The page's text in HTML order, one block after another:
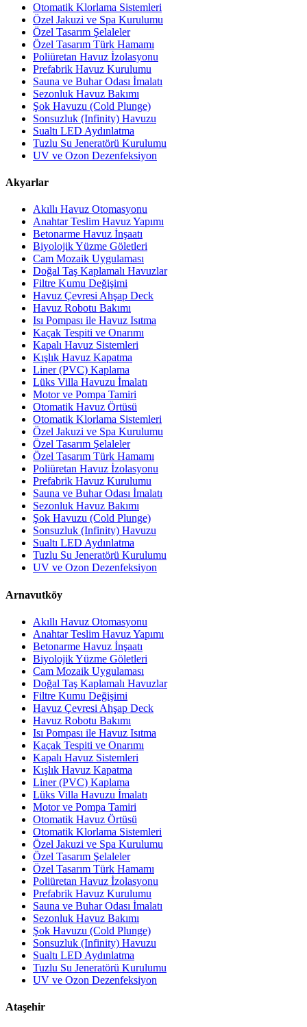
Otomatik Klorlama Sistemleri
Özel Jakuzi ve Spa Kurulumu
Özel Tasarım Şelaleler
Özel Tasarım Türk Hamamı
Poliüretan Havuz İzolasyonu
Prefabrik Havuz Kurulumu
Sauna ve Buhar Odası İmalatı
Sezonluk Havuz Bakımı
Şok Havuzu (Cold Plunge)
Sonsuzluk (Infinity) Havuzu
Sualtı LED Aydınlatma
Tuzlu Su Jeneratörü Kurulumu
UV ve Ozon Dezenfeksiyon
Akyarlar
Akıllı Havuz Otomasyonu
Anahtar Teslim Havuz Yapımı
Betonarme Havuz İnşaatı
Biyolojik Yüzme Göletleri
Cam Mozaik Uygulaması
Doğal Taş Kaplamalı Havuzlar
Filtre Kumu Değişimi
Havuz Çevresi Ahşap Deck
Havuz Robotu Bakımı
Isı Pompası ile Havuz Isıtma
Kaçak Tespiti ve Onarımı
Kapalı Havuz Sistemleri
Kışlık Havuz Kapatma
Liner (PVC) Kaplama
Lüks Villa Havuzu İmalatı
Motor ve Pompa Tamiri
Otomatik Havuz Örtüsü
Otomatik Klorlama Sistemleri
Özel Jakuzi ve Spa Kurulumu
Özel Tasarım Şelaleler
Özel Tasarım Türk Hamamı
Poliüretan Havuz İzolasyonu
Prefabrik Havuz Kurulumu
Sauna ve Buhar Odası İmalatı
Sezonluk Havuz Bakımı
Şok Havuzu (Cold Plunge)
Sonsuzluk (Infinity) Havuzu
Sualtı LED Aydınlatma
Tuzlu Su Jeneratörü Kurulumu
UV ve Ozon Dezenfeksiyon
Arnavutköy
Akıllı Havuz Otomasyonu
Anahtar Teslim Havuz Yapımı
Betonarme Havuz İnşaatı
Biyolojik Yüzme Göletleri
Cam Mozaik Uygulaması
Doğal Taş Kaplamalı Havuzlar
Filtre Kumu Değişimi
Havuz Çevresi Ahşap Deck
Havuz Robotu Bakımı
Isı Pompası ile Havuz Isıtma
Kaçak Tespiti ve Onarımı
Kapalı Havuz Sistemleri
Kışlık Havuz Kapatma
Liner (PVC) Kaplama
Lüks Villa Havuzu İmalatı
Motor ve Pompa Tamiri
Otomatik Havuz Örtüsü
Otomatik Klorlama Sistemleri
Özel Jakuzi ve Spa Kurulumu
Özel Tasarım Şelaleler
Özel Tasarım Türk Hamamı
Poliüretan Havuz İzolasyonu
Prefabrik Havuz Kurulumu
Sauna ve Buhar Odası İmalatı
Sezonluk Havuz Bakımı
Şok Havuzu (Cold Plunge)
Sonsuzluk (Infinity) Havuzu
Sualtı LED Aydınlatma
Tuzlu Su Jeneratörü Kurulumu
UV ve Ozon Dezenfeksiyon
Ataşehir